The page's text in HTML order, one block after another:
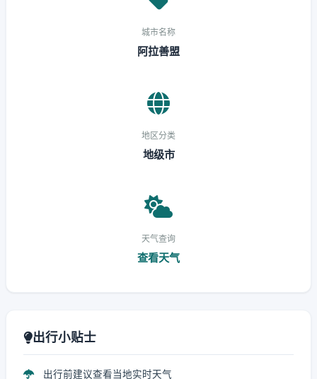
城市名称
阿拉善盟
地区分类
地级市
天气查询
查看天气
出行小贴士
出行前建议查看当地实时天气